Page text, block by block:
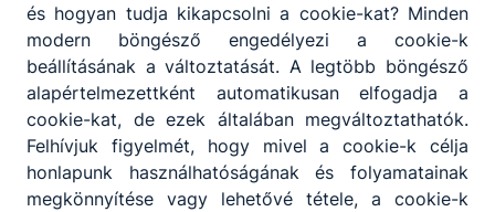
és hogyan tudja kikapcsolni a cookie-kat? Minden
modern böngésző engedélyezi a cookie-k
beállításának a változtatását. A legtöbb böngésző
alapértelmezettként automatikusan elfogadja a
cookie-kat, de ezek általában megváltoztathatók.
Felhívjuk figyelmét, hogy mivel a cookie-k célja
honlapunk használhatóságának és folyamatainak
megkönnyítése vagy lehetővé tétele, a cookie-k